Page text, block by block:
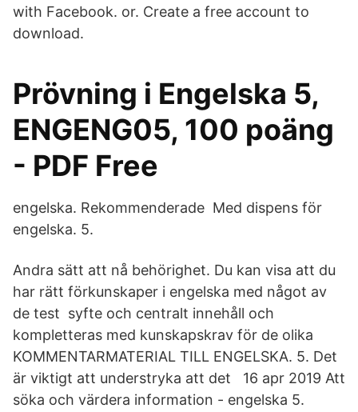
with Facebook. or. Create a free account to
download.
Prövning i Engelska 5,
ENGENG05, 100 poäng
- PDF Free
engelska. Rekommenderade Med dispens för
engelska. 5.
Andra sätt att nå behörighet. Du kan visa att du
har rätt förkunskaper i engelska med något av
de test syfte och centralt innehåll och
kompletteras med kunskapskrav för de olika
KOMMENTARMATERIAL TILL ENGELSKA. 5. Det
är viktigt att understryka att det 16 apr 2019 Att
söka och värdera information - engelska 5.